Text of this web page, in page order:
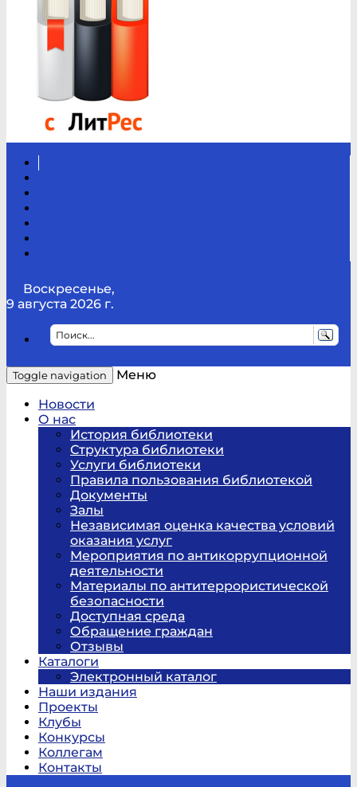
Воскресенье,
9 августа 2026 г.
Toggle navigation
Меню
Новости
О нас
История библиотеки
Структура библиотеки
Услуги библиотеки
Правила пользования библиотекой
Документы
Залы
Независимая оценка качества условий
оказания услуг
Мероприятия по антикоррупционной
деятельности
Материалы по антитеррористической
безопасности
Доступная среда
Обращение граждан
Отзывы
Каталоги
Электронный каталог
Наши издания
Проекты
Клубы
Конкурсы
Коллегам
Контакты